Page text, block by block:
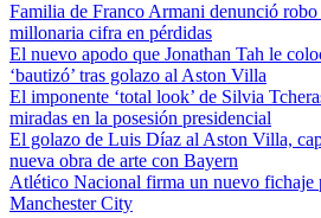
Familia de Franco Armani denunció
millonaria cifra en pérdidas
El nuevo apodo que Jonathan Tah le
‘bautizó’ tras golazo al Aston Villa
El imponente ‘total look’ de Silvia
miradas en la posesión presidencial
El golazo de Luis Díaz al Aston Villa,
nueva obra de arte con Bayern
Atlético Nacional firma un nuevo fichaje
Manchester City